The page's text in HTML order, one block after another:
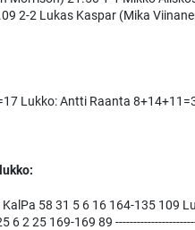
2-2 Lukas Kaspar (Mika
Lukko: Antti Raanta
58 31 5 6 16 164-135 109
6 2 25 169-169 89